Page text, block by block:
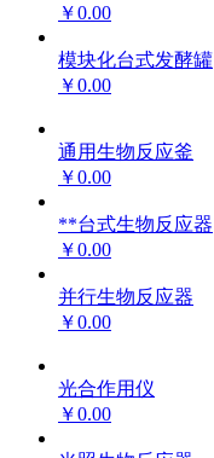
￥0.00
模块化台式发酵罐
￥0.00
通用生物反应釜
￥0.00
**台式生物反应器
￥0.00
并行生物反应器
￥0.00
光合作用仪
￥0.00